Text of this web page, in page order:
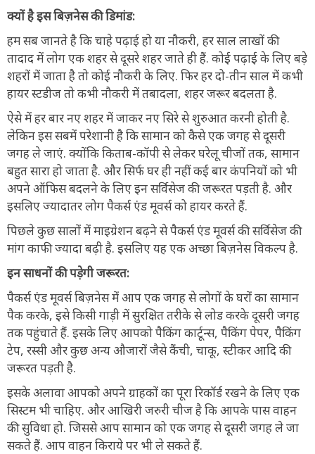
क्यों है इस बिज़नेस की डिमांड:
हम सब जानते है कि चाहे पढ़ाई हो या नौकरी, हर साल लाखों की
तादाद में लोग एक शहर से दूसरे शहर जाते ही हैं. कोई पढ़ाई के लिए बड़े
शहरों में जाता है तो कोई नौकरी के लिए. फिर हर दो-तीन साल में कभी
हायर स्टडीज तो कभी नौकरी में तबादला, शहर जरूर बदलता है.
ऐसे में हर बार नए शहर में जाकर नए सिरे से शुरुआत करनी होती है.
लेकिन इस सबमें परेशानी है कि सामान को कैसे एक जगह से दूसरी
जगह ले जाएं. क्योंकि किताब-कॉपी से लेकर घरेलू चीजों तक, सामान
बहुत सारा हो जाता है. और सिर्फ घर ही नहीं कई बार कंपनियों को भी
अपने ऑफिस बदलने के लिए इन सर्विसेज की जरूरत पड़ती है. और
इसलिए ज्यादातर लोग पैकर्स एंड मूवर्स को हायर करते हैं.
पिछले कुछ सालों में माइग्रेशन बढ़ने से पैकर्स एंड मूवर्स की सर्विसेज की
मांग काफी ज्यादा बढ़ी है. इसलिए यह एक अच्छा बिज़नेस विकल्प है.
इन साधनों की पड़ेगी जरूरत:
पैकर्स एंड मूवर्स बिज़नेस में आप एक जगह से लोगों के घरों का सामान
पैक करके, इसे किसी गाड़ी में सुरक्षित तरीके से लोड करके दूसरी जगह
तक पहुंचाते हैं. इसके लिए आपको पैकिंग कार्टून्स, पैकिंग पेपर, पैकिंग
टेप, रस्सी और कुछ अन्य औजारों जैसे कैंची, चाकू, स्टीकर आदि की
जरूरत पड़ती है.
इसके अलावा आपको अपने ग्राहकों का पूरा रिकॉर्ड रखने के लिए एक
सिस्टम भी चाहिए. और आखिरी जरुरी चीज है कि आपके पास वाहन
की सुविधा हो. जिससे आप सामान को एक जगह से दूसरी जगह ले जा
सकते हैं. आप वाहन किराये पर भी ले सकते हैं.